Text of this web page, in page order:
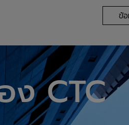
ข้
ง CTC
กค้ามากกว่า 300 ราย ที่เลือกใช้บริการของเ
สวรรคาลัย
รกิติยาภา นเรนทิราเทพยวดี
ร มหาวัชรราชธิดา